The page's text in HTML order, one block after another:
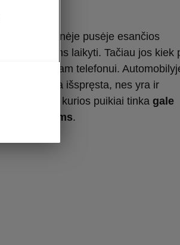
atlošų galinėje pusėje esančios
daiktams laikyti. Tačiau jos kiek
išmaniajam telefonui.
ši problema išspręsta, nes yra ir
kišenės, kurios puikiai tinka gale
telefonams.